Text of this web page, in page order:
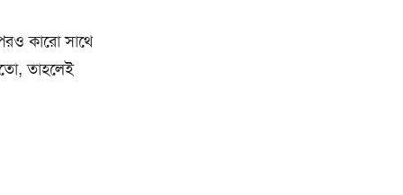
কারো সাথে
তাহলেই